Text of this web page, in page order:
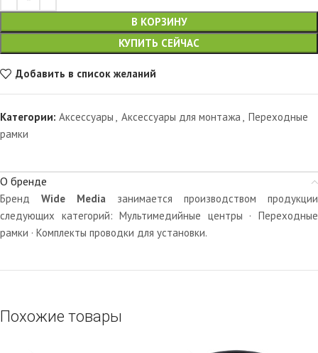
В КОРЗИНУ
КУПИТЬ СЕЙЧАС
Добавить в список желаний
Категории: Аксессуары Аксессуары для монтажа
Переходные
рамки
О бренде
Бренд Wide Media занимается производством продукции
следующих категорий: Мультимедийные центры · Переходные
рамки · Комплекты проводки для установки.
Похожие товары